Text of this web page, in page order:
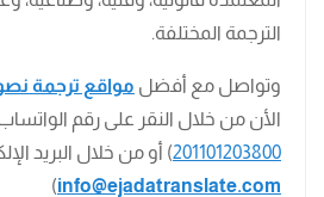
الترجمة المختلفة.
وتواصل مع أفضل مواقع ترجمة
الأن من خلال النقر على رقم الواتساب
201101203800) أو من خلال البريد
info@ejadatranslate.com
)